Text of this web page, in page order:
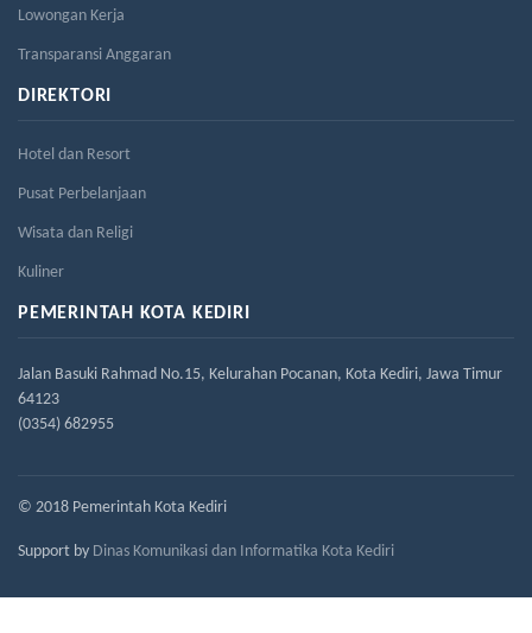
Lowongan Kerja
Transparansi Anggaran
DIREKTORI
Hotel dan Resort
Pusat Perbelanjaan
Wisata dan Religi
Kuliner
PEMERINTAH KOTA KEDIRI
Jalan Basuki Rahmad No.15, Kelurahan Pocanan, Kota Kediri, Jawa Timur
64123
(0354) 682955
© 2018 Pemerintah Kota Kediri
Support by Dinas Komunikasi dan Informatika Kota Kediri